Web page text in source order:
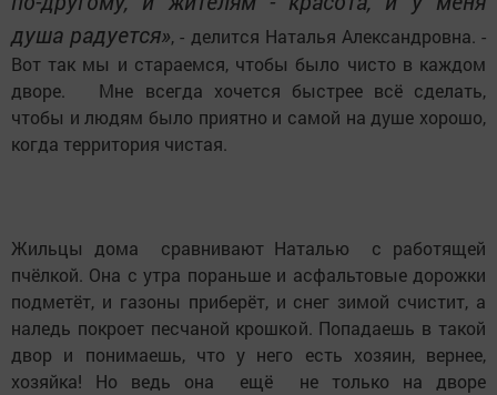
душа радуется», - делится Наталья Александровна. -
Вот так мы и стараемся, чтобы было чисто в каждом
дворе. Мне всегда хочется быстрее всё сделать,
чтобы и людям было приятно и самой на душе хорошо,
когда территория чистая.
Жильцы дома сравнивают Наталью с работящей
пчёлкой. Она с утра пораньше и асфальтовые дорожки
подметёт, и газоны приберёт, и снег зимой счистит, а
наледь покроет песчаной крошкой. Попадаешь в такой
двор и понимаешь, что у него есть хозяин, вернее,
хозяйка! Но ведь она ещё не только на дворе